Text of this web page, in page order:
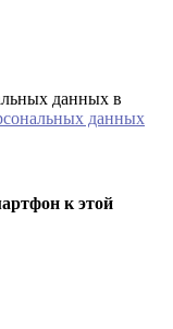
данных в
данных
к этой